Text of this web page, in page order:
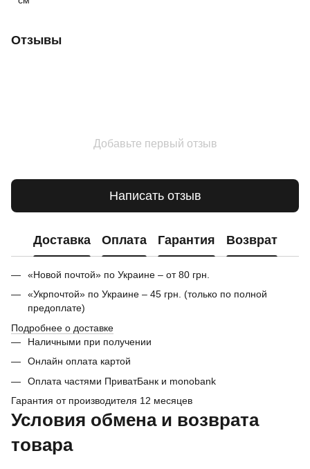
Отзывы
Добавьте первый отзыв
Написать отзыв
Доставка Оплата Гарантия Возврат
«Новой почтой» по Украине – от 80 грн.
«Укрпочтой» по Украине – 45 грн. (только по полной
предоплате)
Подробнее о доставке
Наличными при получении
Онлайн оплата картой
Оплата частями ПриватБанк и monobank
Гарантия от производителя 12 месяцев
Условия обмена и возврата
товара